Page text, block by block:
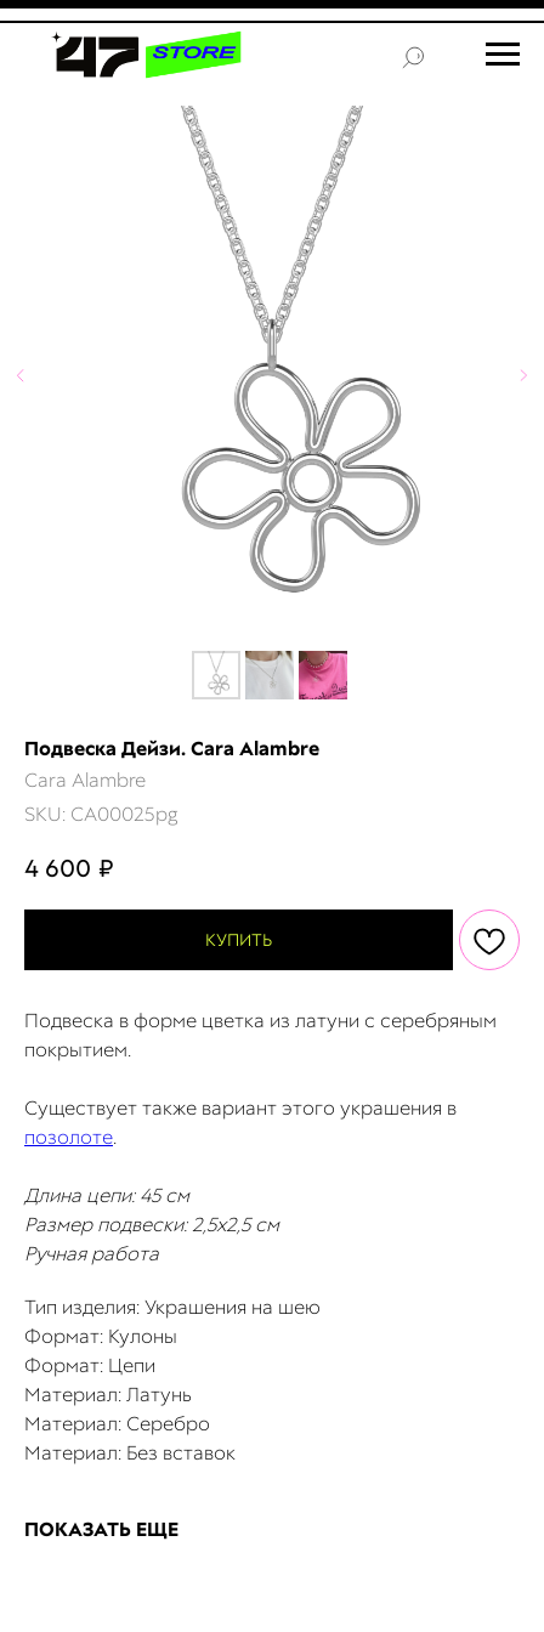
Подвеска Дейзи. Cara Alambre
Cara Alambre
SKU: CA00025pg
4 600 ₽
КУПИТЬ
Подвеска в форме цветка из латуни c серебряным
покрытием.
Существует также вариант этого украшения в
позолоте.
Длина цепи: 45 см
Размер подвески: 2,5х2,5 см
Ручная работа
Тип изделия: Украшения на шею
Формат: Кулоны
Формат: Цепи
Материал: Латунь
Материал: Серебро
Материал: Без вставок
ПОКАЗАТЬ ЕЩЕ